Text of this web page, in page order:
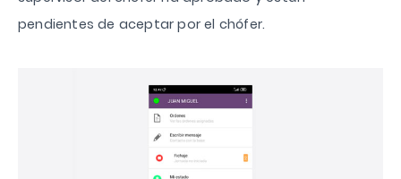
pendientes de aceptar por el chófer.